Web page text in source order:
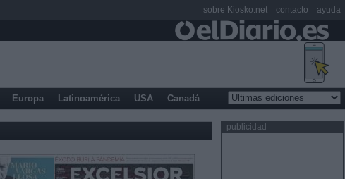
Europa Latinoamérica USA Canadá
publicidad
sobre Kiosko.net contacto ayuda